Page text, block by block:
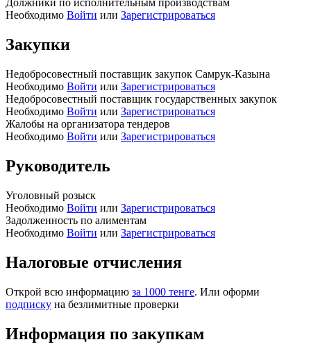
Должники по исполнительным производствам
Необходимо Войти или Зарегистрироваться
Закупки
Недобросовестный поставщик закупок Самрук-Казына
Необходимо Войти или Зарегистрироваться
Недобросовестный поставщик государственных закупок
Необходимо Войти или Зарегистрироваться
Жалобы на организатора тендеров
Необходимо Войти или Зарегистрироваться
Руководитель
Уголовный розыск
Необходимо Войти или Зарегистрироваться
Задолженность по алиментам
Необходимо Войти или Зарегистрироваться
Налоговые отчисления
Открой всю информацию за 1000 тенге. Или оформи
подписку на безлимитные проверки
Информация по закупкам